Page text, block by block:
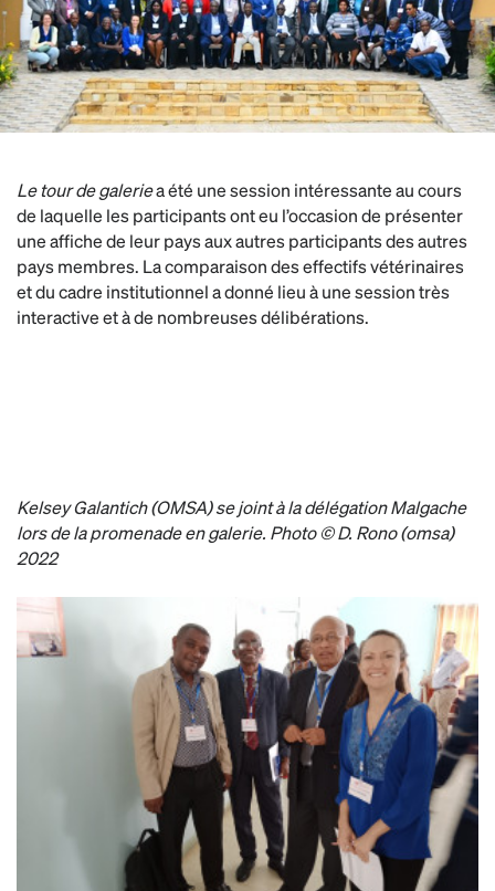
Le tour de galeriea été une session intéressante au cours
de laquelle les participants ont eu l’occasion de présenter
une affiche de leur pays aux autres participants des autres
pays membres. La comparaison des effectifs vétérinaires
et du cadre institutionnel a donné lieu à une session très
interactive et à de nombreuses délibérations.
Kelsey Galantich (OMSA) se joint à la délégation Malgache
lors de la promenade en galerie. Photo © D. Rono (omsa)
2022